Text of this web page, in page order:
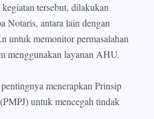
tersebut, dilakukan
Notaris, antara lain dengan
untuk memonitor permasalahan
menggunakan layanan AHU.
menerapkan Prinsip
untuk mencegah tindak